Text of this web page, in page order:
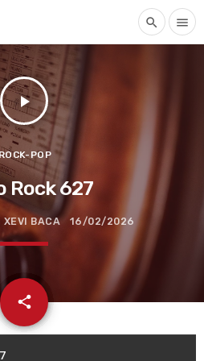
search menu
play_arrow
POP
Rock 627
XEVI BACA 16/02/2026
share
email